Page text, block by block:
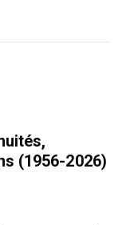
(1956-2026)